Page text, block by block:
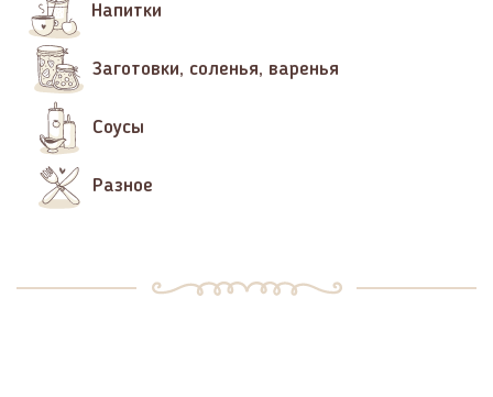
Напитки
Заготовки, соленья, варенья
Соусы
Разное